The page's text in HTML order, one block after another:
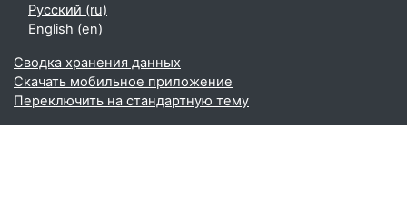
Русский ‎(ru)‎
English ‎(en)‎
Сводка хранения данных
Скачать мобильное приложение
Переключить на стандартную тему